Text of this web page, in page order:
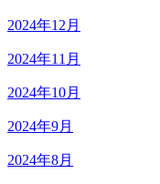
2024年12月
2024年11月
2024年10月
2024年9月
2024年8月